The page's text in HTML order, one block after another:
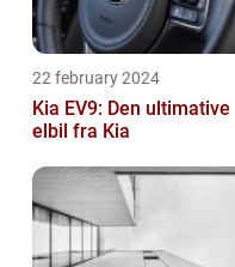
22 february 2024
Kia EV9: Den ultimative
elbil fra Kia